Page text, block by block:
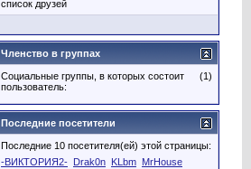
список друзей
Членство в группах
(1)
Социальные группы, в которых состоит
пользователь:
Последние посетители
Последние 10 посетителя(ей) этой страницы:
-ВИКТОРИЯ2- Drak0n KLbm MrHouse